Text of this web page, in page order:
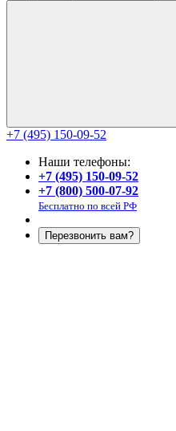
+7 (495) 150-09-52
Наши телефоны:
+7 (495) 150-09-52
+7 (800) 500-07-92
Бесплатно по всей РФ
Перезвонить вам?